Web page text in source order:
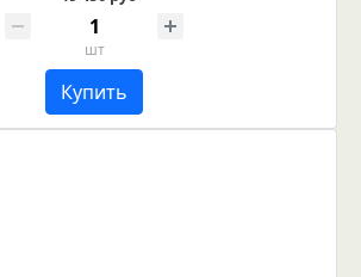
шт
Купить